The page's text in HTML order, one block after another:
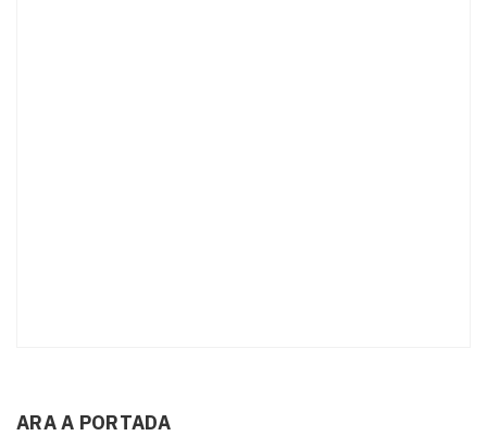
ARA A PORTADA